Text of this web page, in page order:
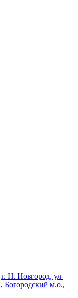
г. Н. Новгород, ул.
Богородский м.о.,